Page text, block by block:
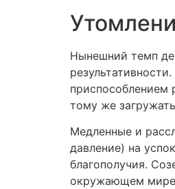
Нынешний темп
приспособлением
тому же
Медленные и
давление) на
благополучия.
окружающем мире